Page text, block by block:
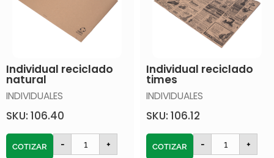
Individual reciclado
natural
INDIVIDUALES
SKU: 106.40
- +
COTIZAR
Individual reciclado
times
INDIVIDUALES
SKU: 106.12
- +
COTIZAR